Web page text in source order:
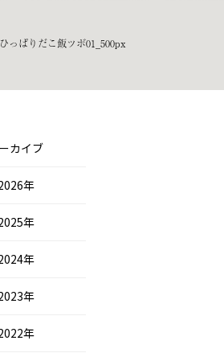
っぱりだこ飯ツボ01_500px
カイブ
年
年
年
年
年